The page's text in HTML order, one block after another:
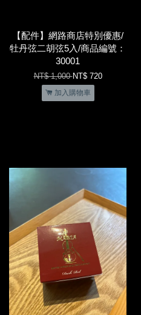
【配件】網路商店特別優惠/
牡丹弦二胡弦5入/商品編號：
30001
NT$ 1,000NT$ 720
加入購物車